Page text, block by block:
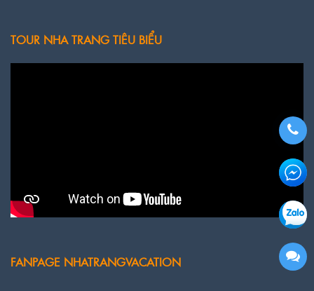
TOUR NHA TRANG TIÊU BIỂU
FANPAGE NHATRANGVACATION